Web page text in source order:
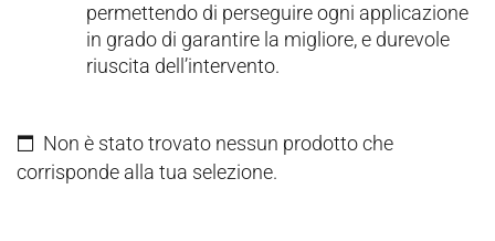
permettendo di perseguire ogni applicazione
in grado di garantire la migliore, e durevole
riuscita dell’intervento.
Non è stato trovato nessun prodotto che
corrisponde alla tua selezione.